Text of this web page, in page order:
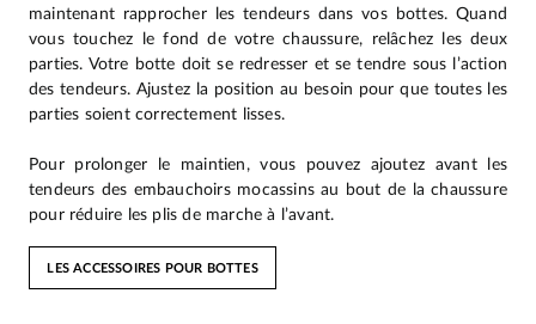
maintenant rapprocher les tendeurs dans vos bottes. Quand
vous touchez le fond de votre chaussure, relâchez les deux
parties. Votre botte doit se redresser et se tendre sous l’action
des tendeurs. Ajustez la position au besoin pour que toutes les
parties soient correctement lisses.
Pour prolonger le maintien, vous pouvez ajoutez avant les
tendeurs des embauchoirs mocassins au bout de la chaussure
pour réduire les plis de marche à l’avant.
LES ACCESSOIRES POUR BOTTES